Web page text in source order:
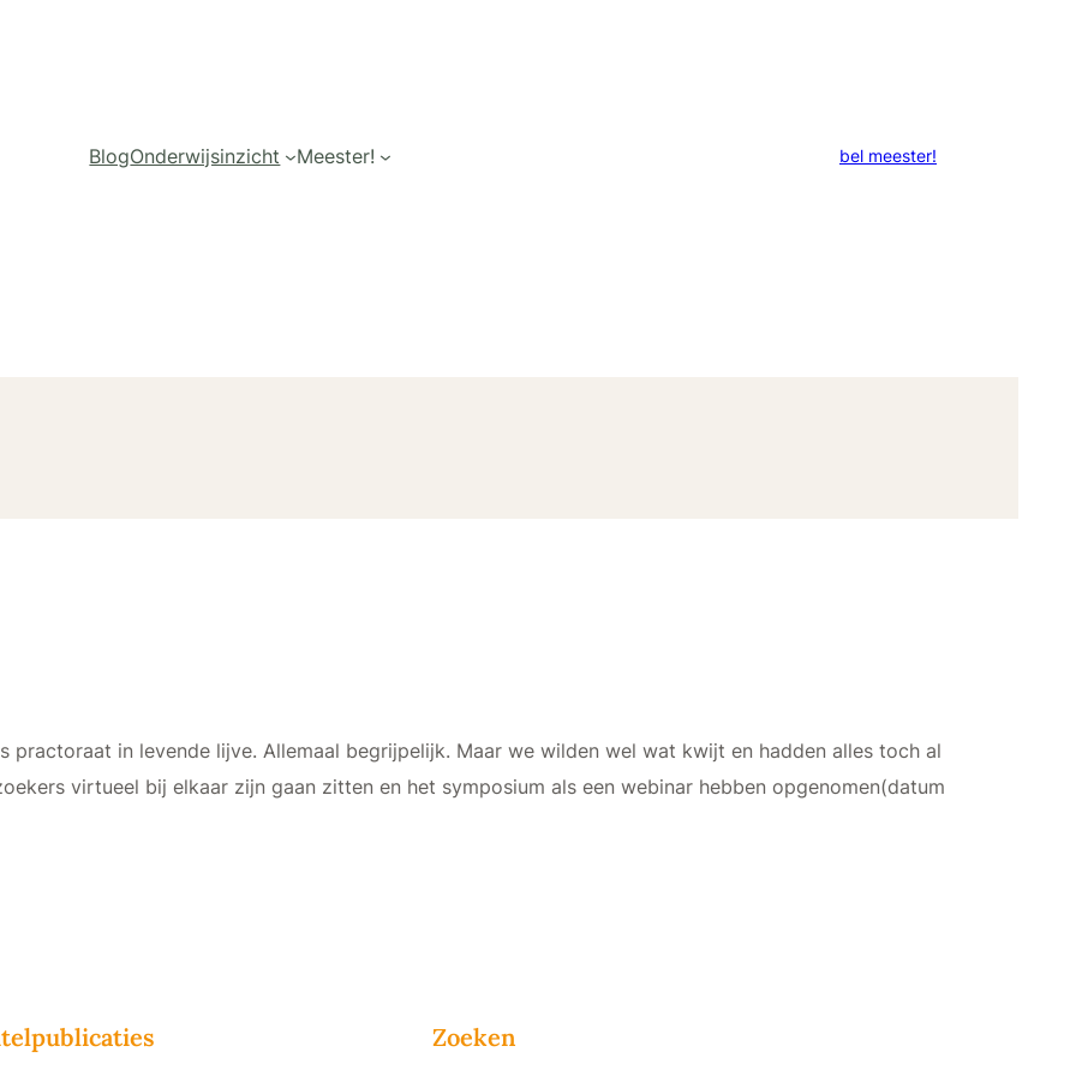
BlogOnderwijsinzicht Meester! bel meester!
practoraat in levende lijve. Allemaal begrijpelijk. Maar we wilden wel wat kwijt en hadden alles toch al
virtueel bij elkaar zijn gaan zitten en het symposium als een webinar hebben opgenomen(datum
Zoeken